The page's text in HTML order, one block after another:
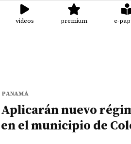
videos premium e-
PANAMÁ
Aplicarán nuevo
en el municipio de